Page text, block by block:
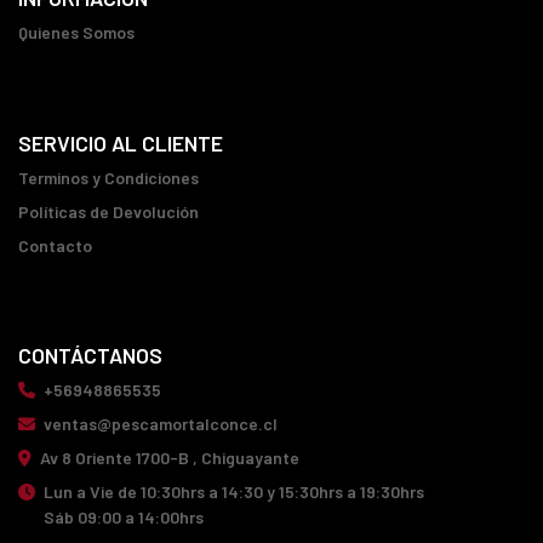
Quienes Somos
SERVICIO AL CLIENTE
Terminos y Condiciones
Políticas de Devolución
Contacto
CONTÁCTANOS
+56948865535
ventas@pescamortalconce.cl
Av 8 Oriente 1700-B , Chiguayante
Lun a Vie de 10:30hrs a 14:30 y 15:30hrs a 19:30hrs
Sáb 09:00 a 14:00hrs